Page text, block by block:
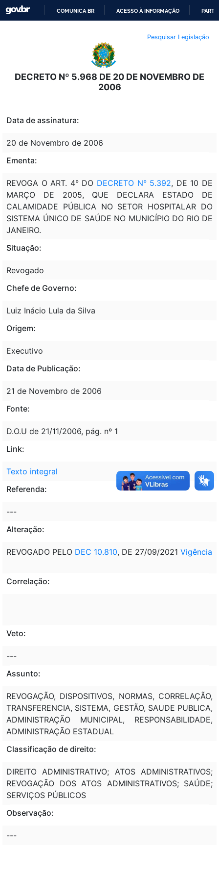
O
CONTEÚDO
COMUNICA BR ACESSO À INFORMAÇÃO
Pesquisar Legislação
DECRETO Nº 5.968 DE 20 DE NOVEMBRO DE
2006
Data de assinatura:
20 de Novembro de 2006
Ementa:
REVOGA O ART. 4° DO DECRETO N° 5.392, DE 10 DE
MARÇO DE 2005, QUE DECLARA ESTADO DE
CALAMIDADE PÚBLICA NO SETOR HOSPITALAR DO
SISTEMA ÚNICO DE SAÚDE NO MUNICÍPIO DO RIO DE
JANEIRO.
Situação:
Revogado
Chefe de Governo:
Luiz Inácio Lula da Silva
Origem:
Executivo
Data de Publicação:
21 de Novembro de 2006
Fonte:
D.O.U de 21/11/2006, pág. nº 1
Link:
Texto integral
Referenda:
---
Alteração:
REVOGADO PELO DEC 10.810, DE 27/09/2021 Vigência
Correlação:
Veto:
---
Assunto:
REVOGAÇÃO, DISPOSITIVOS, NORMAS, CORRELAÇÃO,
TRANSFERENCIA, SISTEMA, GESTÃO, SAUDE PUBLICA,
ADMINISTRAÇÃO MUNICIPAL, RESPONSABILIDADE,
ADMINISTRAÇÃO ESTADUAL
Classificação de direito:
DIREITO ADMINISTRATIVO; ATOS ADMINISTRATIVOS;
REVOGAÇÃO DOS ATOS ADMINISTRATIVOS; SAÚDE;
SERVIÇOS PÚBLICOS
Observação:
---